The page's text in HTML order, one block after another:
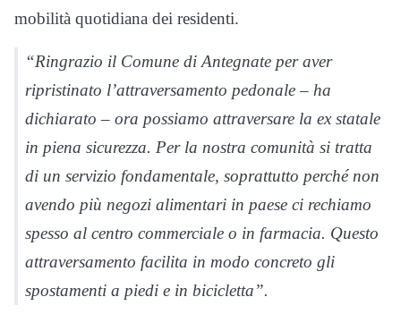
mobilità quotidiana dei residenti.
“Ringrazio il Comune di Antegnate per aver
ripristinato l’attraversamento pedonale – ha
dichiarato – ora possiamo attraversare la ex statale
in piena sicurezza. Per la nostra comunità si tratta
di un servizio fondamentale, soprattutto perché non
avendo più negozi alimentari in paese ci rechiamo
spesso al centro commerciale o in farmacia. Questo
attraversamento facilita in modo concreto gli
spostamenti a piedi e in bicicletta”.